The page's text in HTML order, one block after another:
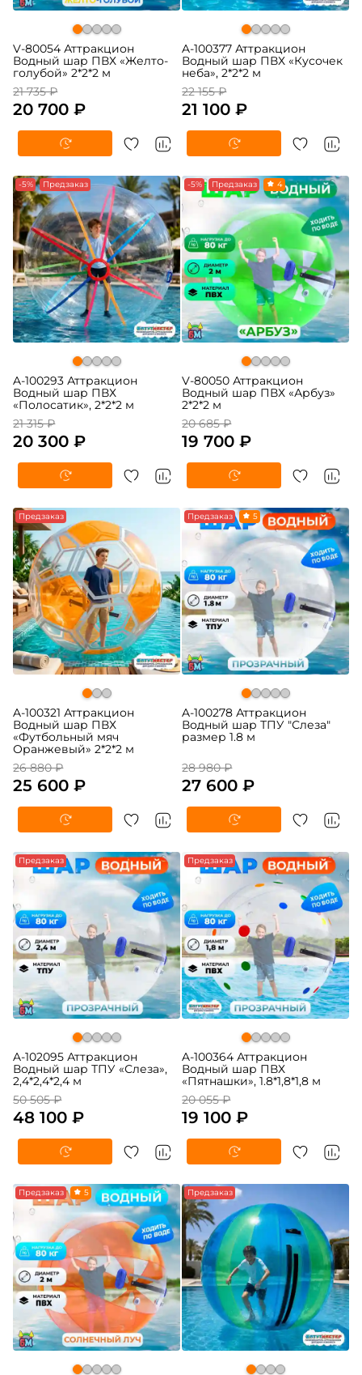
V-80054 Аттракцион
Водный шар ПВХ «Желто-
голубой» 2*2*2 м
21 735 ₽
20 700 ₽
A-100377 Аттракцион
Водный шар ПВХ «Кусочек
неба», 2*2*2 м
22 155 ₽
21 100 ₽
-5% Предзаказ
A-100293 Аттракцион
Водный шар ПВХ
«Полосатик», 2*2*2 м
21 315 ₽
20 300 ₽
-5% Предзаказ 4
V-80050 Аттракцион
Водный шар ПВХ «Арбуз»
2*2*2 м
20 685 ₽
19 700 ₽
-5% Предзаказ
A-100321 Аттракцион
Водный шар ПВХ
«Футбольный мяч
Оранжевый» 2*2*2 м
26 880 ₽
25 600 ₽
-5% Предзаказ 5
A-100278 Аттракцион
Водный шар ТПУ "Слеза"
размер 1.8 м
28 980 ₽
27 600 ₽
-5% Предзаказ
A-102095 Аттракцион
Водный шар ТПУ «Слеза»,
2,4*2,4*2,4 м
50 505 ₽
48 100 ₽
-5% Предзаказ
A-100364 Аттракцион
Водный шар ПВХ
«Пятнашки», 1.8*1,8*1,8 м
20 055 ₽
19 100 ₽
-5% Предзаказ 5 -5% Предзаказ